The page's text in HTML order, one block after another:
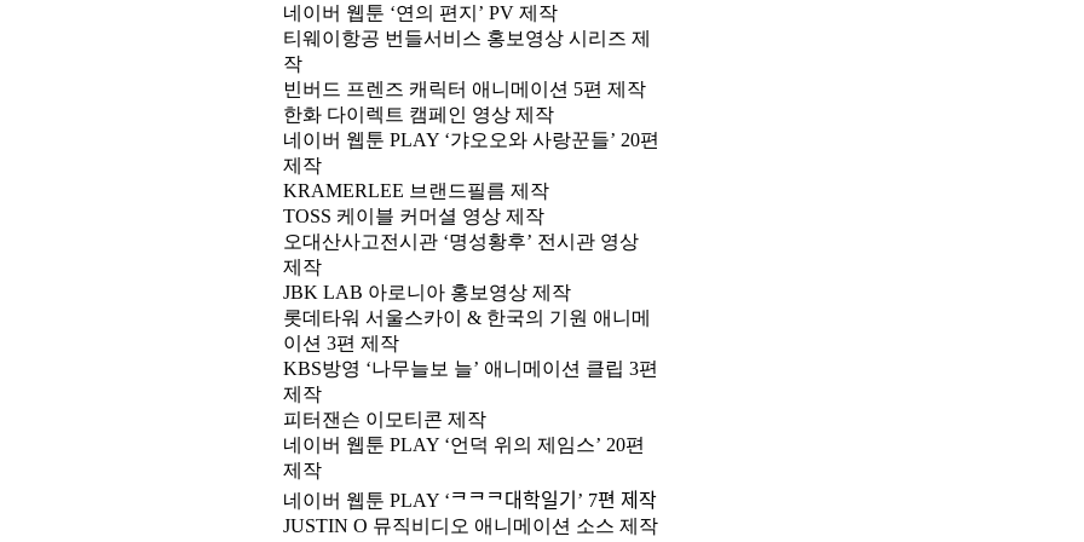
네이버 웹툰 ‘연의 편지’ PV 제작
티웨이항공 번들서비스 홍보영상 시리즈 제
작
빈버드 프렌즈 캐릭터 애니메이션 5편 제작
한화 다이렉트 캠페인 영상 제작
네이버 웹툰 PLAY ‘갸오오와 사랑꾼들’ 20편
제작
KRAMERLEE 브랜드필름 제작
TOSS 케이블 커머셜 영상 제작
오대산사고전시관 ‘명성황후’ 전시관 영상
제작
JBK LAB 아로니아 홍보영상 제작
롯데타워 서울스카이 & 한국의 기원 애니메
이션 3편 제작
KBS방영 ‘나무늘보 늘’ 애니메이션 클립 3편
제작
피터잰슨 이모티콘 제작
네이버 웹툰 PLAY ‘언덕 위의 제임스’ 20편
제작
네이버 웹툰 PLAY ‘ᄏᄏᄏ대학일기’ 7편 제작
JUSTIN O 뮤직비디오 애니메이션 소스 제작